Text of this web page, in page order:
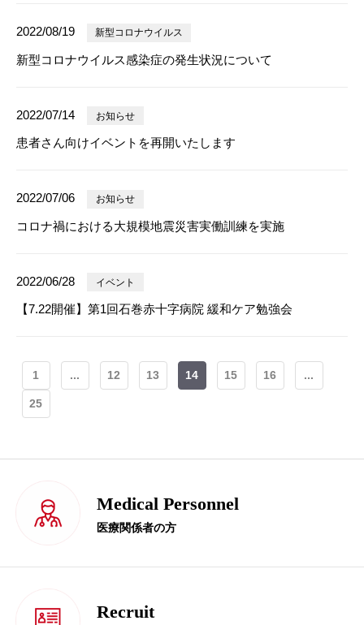
2022/08/19 新型コロナウイルス
新型コロナウイルス感染症の発生状況について
2022/07/14 お知らせ
患者さん向けイベントを再開いたします
2022/07/06 お知らせ
コロナ禍における大規模地震災害実働訓練を実施
2022/06/28 イベント
【7.22開催】第1回石巻赤十字病院 緩和ケア勉強会
1 ... 12 13 14 15 16 ...
25
Medical Personnel
医療関係者の方
Recruit